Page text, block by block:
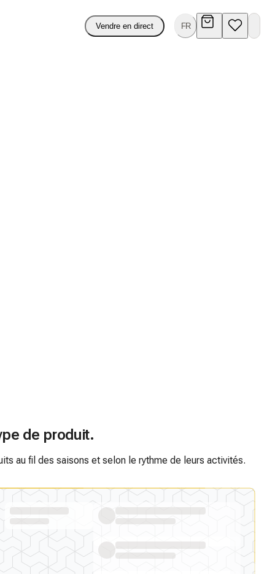
Vendre en direct FR
de produit.
au fil des saisons et selon le rythme de leurs activités.